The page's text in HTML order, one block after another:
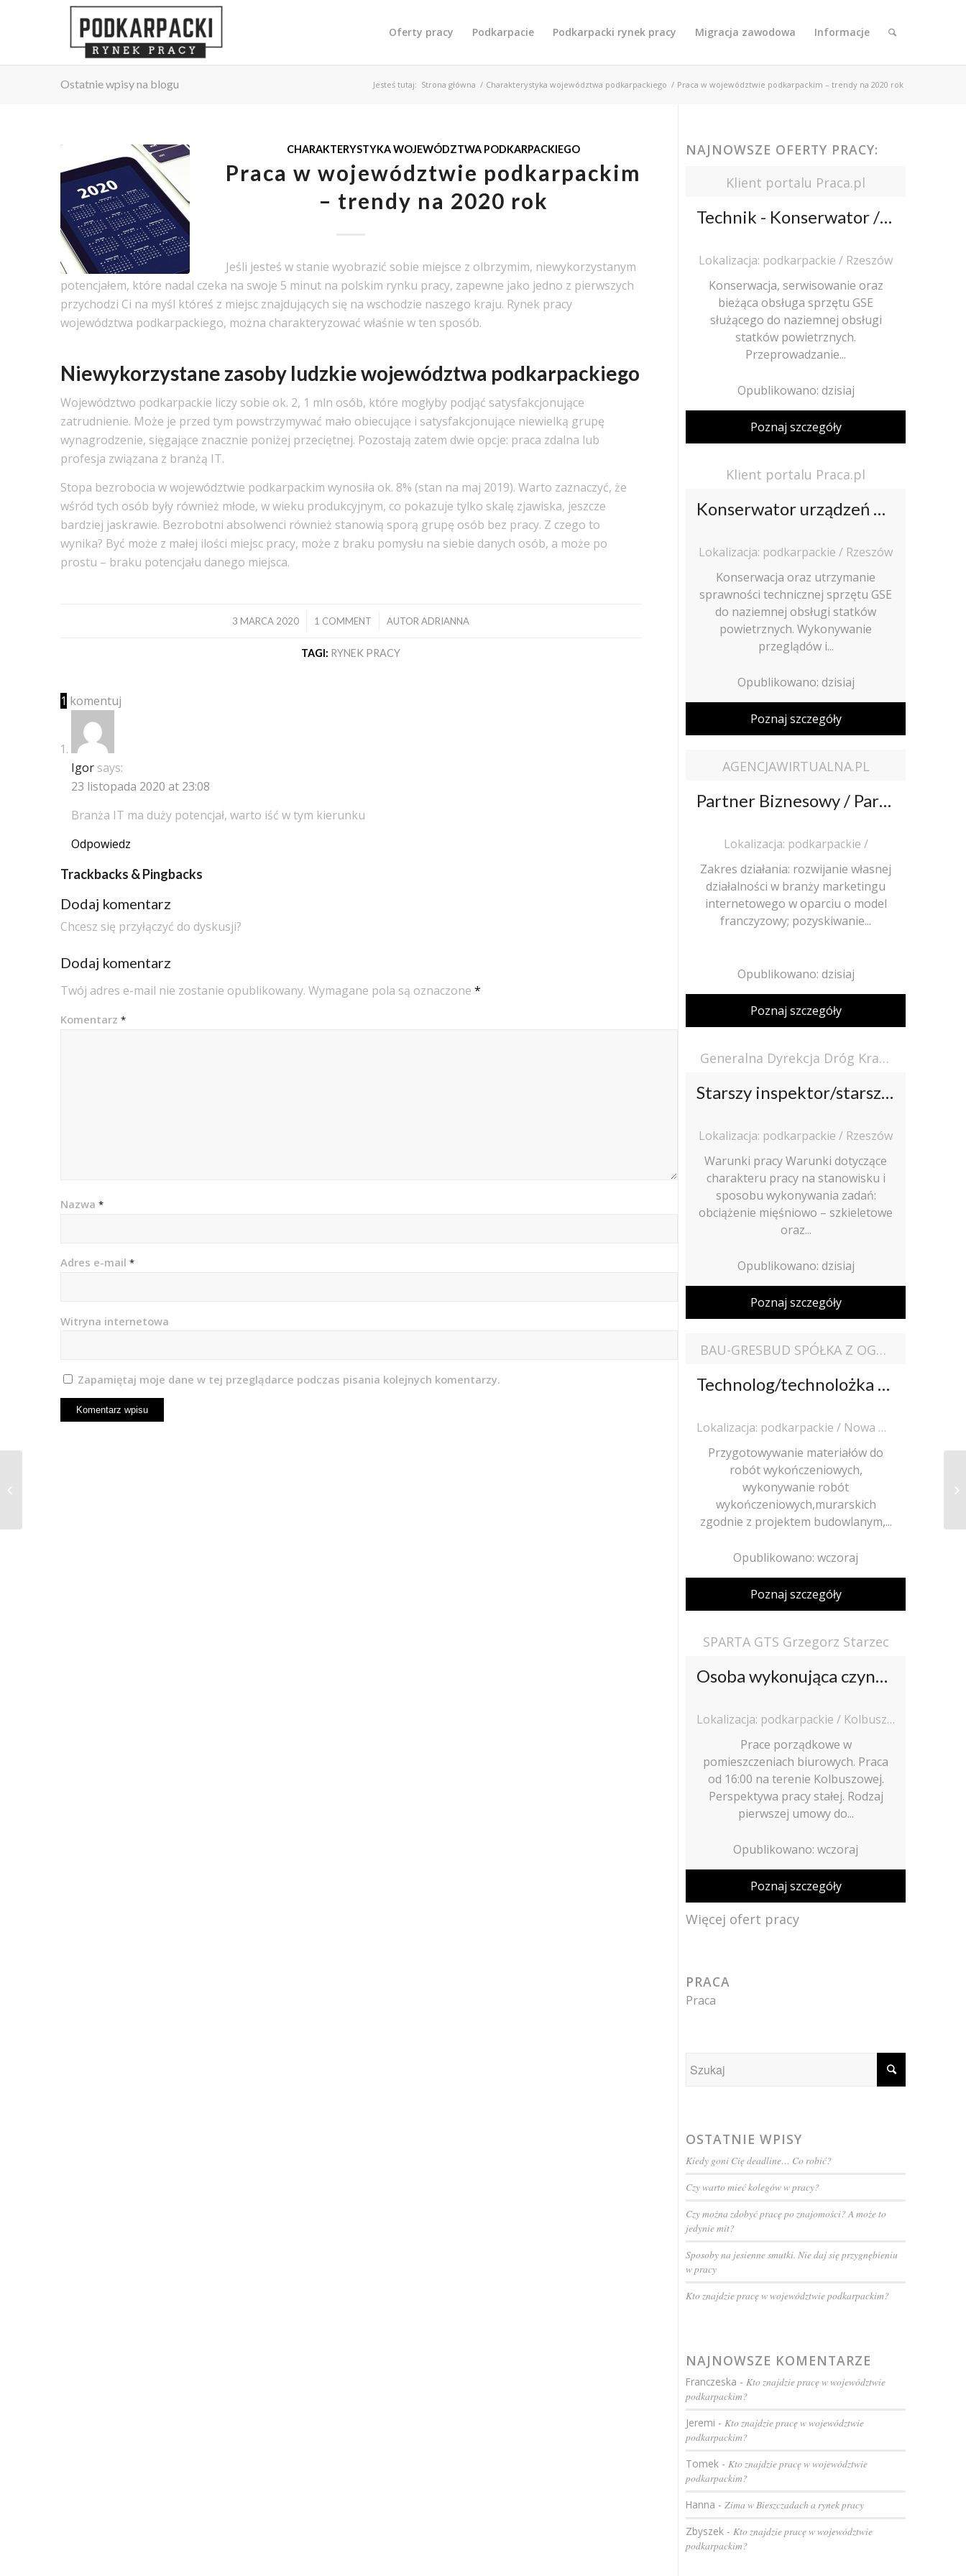
Oferty pracy Podkarpacie Podkarpacki rynek pracy Migracja zawodowa Informacje
Ostatnie wpisy na blogu Jesteś tutaj: Strona główna / Charakterystyka województwa podkarpackiego / Praca w województwie podkarpackim – trendy na 2020 rok
CHARAKTERYSTYKA WOJEWÓDZTWA PODKARPACKIEGO
Praca w województwie podkarpackim
– trendy na 2020 rok
Jeśli jesteś w stanie wyobrazić sobie miejsce z olbrzymim, niewykorzystanym
potencjałem, które nadal czeka na swoje 5 minut na polskim rynku pracy, zapewne jako jedno z pierwszych
przychodzi Ci na myśl któreś z miejsc znajdujących się na wschodzie naszego kraju. Rynek pracy
województwa podkarpackiego, można charakteryzować właśnie w ten sposób.
Niewykorzystane zasoby ludzkie województwa podkarpackiego
Województwo podkarpackie liczy sobie ok. 2, 1 mln osób, które mogłyby podjąć satysfakcjonujące
zatrudnienie. Może je przed tym powstrzymywać mało obiecujące i satysfakcjonujące niewielką grupę
wynagrodzenie, sięgające znacznie poniżej przeciętnej. Pozostają zatem dwie opcje: praca zdalna lub
profesja związana z branżą IT.
Stopa bezrobocia w województwie podkarpackim wynosiła ok. 8% (stan na maj 2019). Warto zaznaczyć, że
wśród tych osób były również młode, w wieku produkcyjnym, co pokazuje tylko skalę zjawiska, jeszcze
bardziej jaskrawie. Bezrobotni absolwenci również stanowią sporą grupę osób bez pracy. Z czego to
wynika? Być może z małej ilości miejsc pracy, może z braku pomysłu na siebie danych osób, a może po
prostu – braku potencjału danego miejsca.
3 MARCA 2020
/ 1 COMMENT
/ AUTORADRIANNA
TAGI: RYNEK PRACY
1 komentuj
Igor says:
23 listopada 2020 at 23:08
Branża IT ma duży potencjał, warto iść w tym kierunku
Odpowiedz
Trackbacks & Pingbacks
Dodaj komentarz
Chcesz się przyłączyć do dyskusji?
Dodaj komentarz
Twój adres e-mail nie zostanie opublikowany. Wymagane pola są oznaczone *
Komentarz *
Nazwa *
Adres e-mail *
Witryna internetowa
Zapamiętaj moje dane w tej przeglądarce podczas pisania kolejnych komentarzy.
NAJNOWSZE OFERTY PRACY:
Klient portalu Praca.pl
Technik - Konserwator / Techniczka mechanik urządzeń UDT i GSE
Lokalizacja: podkarpackie / Rzeszów
Konserwacja, serwisowanie oraz
bieżąca obsługa sprzętu GSE
służącego do naziemnej obsługi
statków powietrznych.
Przeprowadzanie...
Opublikowano: dzisiaj
Poznaj szczegóły
Klient portalu Praca.pl
Konserwator urządzeń GSE / Konserwatorka urządzeń GSE
Lokalizacja: podkarpackie / Rzeszów
Konserwacja oraz utrzymanie
sprawności technicznej sprzętu GSE
do naziemnej obsługi statków
powietrznych. Wykonywanie
przeglądów i...
Opublikowano: dzisiaj
Poznaj szczegóły
AGENCJAWIRTUALNA.PL
Partner Biznesowy / Partnerka Biznesowa – agencja marketingu online
Lokalizacja: podkarpackie /
Zakres działania: rozwijanie własnej
działalności w branży marketingu
internetowego w oparciu o model
franczyzowy; pozyskiwanie...
Opublikowano: dzisiaj
Poznaj szczegóły
Generalna Dyrekcja Dróg Krajowych i Autostrad
Starszy inspektor/starsza inspektorka
Lokalizacja: podkarpackie / Rzeszów
Warunki pracy Warunki dotyczące
charakteru pracy na stanowisku i
sposobu wykonywania zadań:
obciążenie mięśniowo – szkieletowe
oraz...
Opublikowano: dzisiaj
Poznaj szczegóły
BAU-GRESBUD SPÓŁKA Z OGRANICZONĄ ODPOWIEDZIALNOŚCIĄ
Technolog/technolożka robót wykończeniowych w budownictwie
Lokalizacja: podkarpackie / Nowa Wieś (pow. rzeszowski, gm. Trzebownisko), Nowa Wieś
Przygotowywanie materiałów do
robót wykończeniowych,
wykonywanie robót
wykończeniowych,murarskich
zgodnie z projektem budowlanym,...
Opublikowano: wczoraj
Poznaj szczegóły
SPARTA GTS Grzegorz Starzec
Osoba wykonująca czynności sprzątające
Lokalizacja: podkarpackie / Kolbuszowa
Prace porządkowe w
pomieszczeniach biurowych. Praca
od 16:00 na terenie Kolbuszowej.
Perspektywa pracy stałej. Rodzaj
pierwszej umowy do...
Opublikowano: wczoraj
Poznaj szczegóły
Więcej ofert pracy
PRACA
Praca
OSTATNIE WPISY
Kiedy goni Cię deadline… Co robić?
Czy warto mieć kolegów w pracy?
Czy można zdobyć pracę po znajomości? A może to
jedynie mit?
Sposoby na jesienne smutki. Nie daj się przygnębieniu
w pracy
Kto znajdzie pracę w województwie podkarpackim?
NAJNOWSZE KOMENTARZE
Franczeska - Kto znajdzie pracę w województwie
podkarpackim?
Jeremi - Kto znajdzie pracę w województwie
podkarpackim?
Tomek- Kto znajdzie pracę w województwie
podkarpackim?
Hanna - Zima w Bieszczadach a rynek pracy
Zbyszek- Kto znajdzie pracę w województwie
podkarpackim?